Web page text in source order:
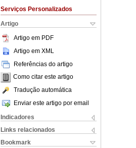
Serviços Personalizados
Artigo
Artigo em PDF
Artigo em XML
Referências do artigo
Como citar este artigo
Tradução automática
Enviar este artigo por email
Indicadores
Links relacionados
Bookmark